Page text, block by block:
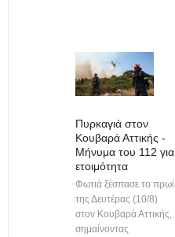
Πυρκαγιά στον
Κουβαρά Αττικής -
Μήνυμα του 112 για
ετοιμότητα
Φωτιά ξέσπασε το πρωί
της Δευτέρας (10/8)
στον Κουβαρά Αττικής,
σημαίνοντας